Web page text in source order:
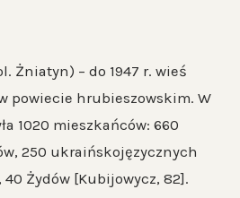
Żniatyn) – do 1947 r. wieś
powiecie hrubieszowskim. W
1020 mieszkańców: 660
250 ukraińskojęzycznych
Żydów [Kubijowycz, 82].